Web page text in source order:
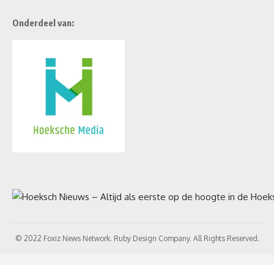
Onderdeel van:
© 2022 Foxiz News Network. Ruby Design Company. All Rights Reserved.